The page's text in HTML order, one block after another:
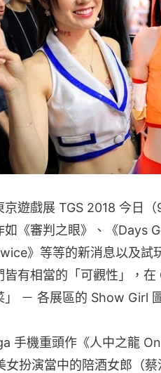
京遊戲展 TGS 2018 今日
如《審判之眼》、《Days
》等等的新消息以及試
皆有相當的「可觀性」，
」 － 各展區的 Show Girl
手機重頭作《人中之龍
女扮演當中的陪酒女郎（蔡